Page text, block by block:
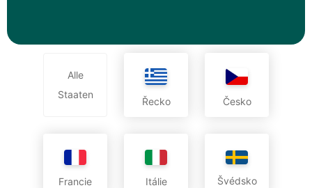
Alle
Staaten
Řecko Česko
Francie Itálie Švédsko